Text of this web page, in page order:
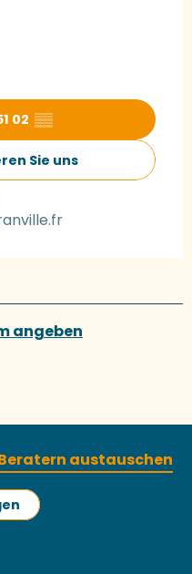
02 ▒▒
Sie uns
angeben
austauschen